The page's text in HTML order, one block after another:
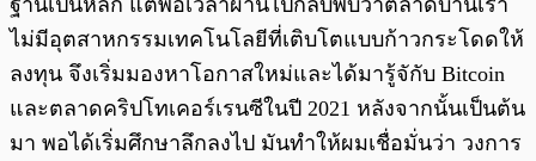
ไม่มีอุตสาหกรรมเทคโนโลยีที่เติบโตแบบก้าวกระโดดให้
ลงทุน จึงเริ่มมองหาโอกาสใหม่และได้มารู้จักับ Bitcoin
และตลาดคริปโทเคอร์เรนซีในปี 2021 หลังจากนั้นเป็นต้น
มา พอได้เริ่มศึกษาลึกลงไป มันทำให้ผมเชื่อมั่นว่า วงการ